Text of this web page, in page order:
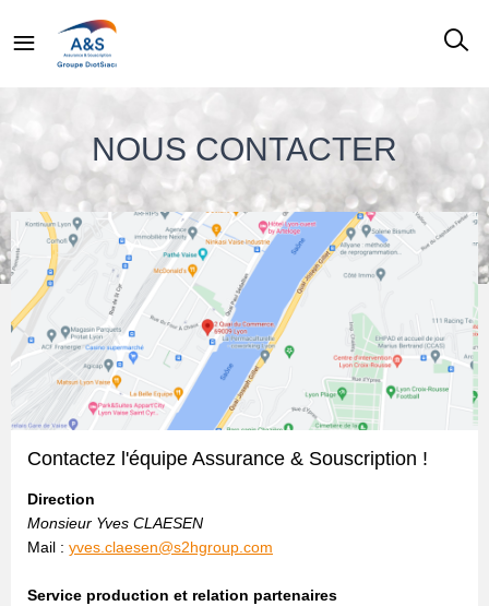
NOUS CONTACTER
Contactez l'équipe Assurance & Souscription !
Direction
Monsieur Yves CLAESEN
Mail : yves.claesen@s2hgroup.com
Service production et relation partenaires